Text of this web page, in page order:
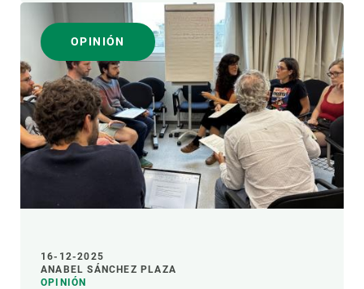
OPINIÓN
16-12-2025
ANABEL SÁNCHEZ PLAZA
OPINIÓN